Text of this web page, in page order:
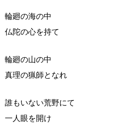
輪廻の海の中
仏陀の心を持て
輪廻の山の中
真理の猟師となれ
誰もいない荒野にて
一人眼を開け